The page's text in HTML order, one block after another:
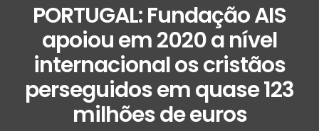
PORTUGAL: Fundação AIS
apoiou em 2020 a nível
internacional os cristãos
perseguidos em quase 123
milhões de euros